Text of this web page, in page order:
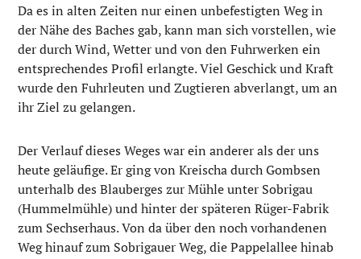
Da es in alten Zeiten nur einen unbefestigten Weg in
der Nähe des Baches gab, kann man sich vorstellen, wie
der durch Wind, Wetter und von den Fuhrwerken ein
entsprechendes Profil erlangte. Viel Geschick und Kraft
wurde den Fuhrleuten und Zugtieren abverlangt, um an
ihr Ziel zu gelangen.
Der Verlauf dieses Weges war ein anderer als der uns
heute geläufige. Er ging von Kreischa durch Gombsen
unterhalb des Blauberges zur Mühle unter Sobrigau
(Hummelmühle) und hinter der späteren Rüger-Fabrik
zum Sechserhaus. Von da über den noch vorhandenen
Weg hinauf zum Sobrigauer Weg, die Pappelallee hinab